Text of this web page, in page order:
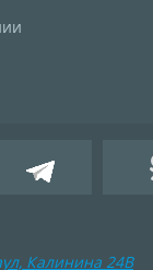
Калинина 24B